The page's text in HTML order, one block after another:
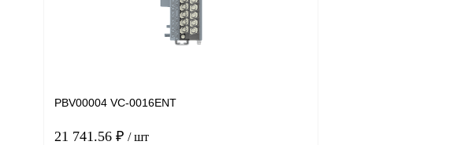
PBV00004 VC-0016ENT
21 741.56 ₽ / шт